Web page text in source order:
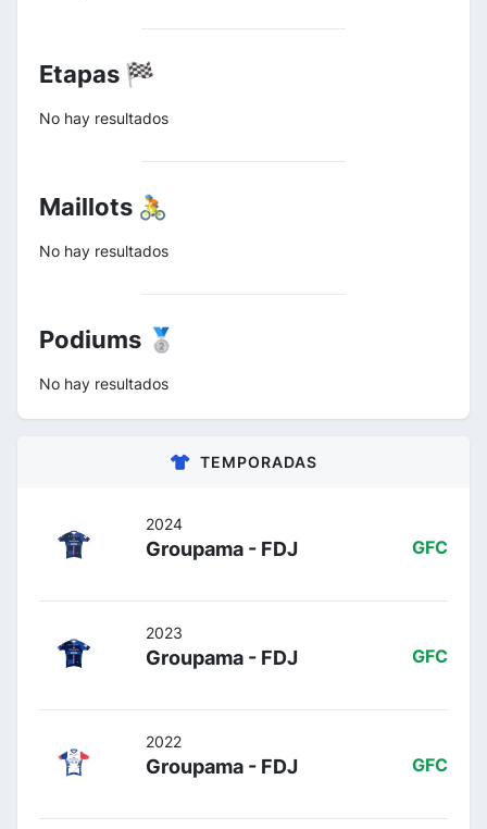
Etapas 🏁
No hay resultados
Maillots 🚴
No hay resultados
Podiums 🥈
No hay resultados
TEMPORADAS
2024
Groupama - FDJ GFC
2023
Groupama - FDJ GFC
2022
Groupama - FDJ GFC